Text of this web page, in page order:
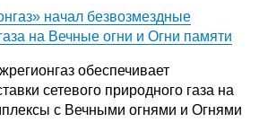
начал безвозмездные
на Вечные огни и Огни памяти
обеспечивает
сетевого природного газа на
с Вечными огнями и Огнями